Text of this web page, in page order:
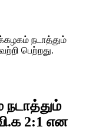
நடாத்தும்
பெற்றது.
2:1 என